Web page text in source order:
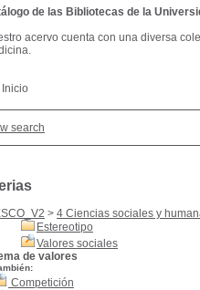
Inicio
search
> 4 Ciencias sociales y
Estereotipo
Valores sociales
de valores
Competición
de las Bibliotecas de la
acervo cuenta con una diversa